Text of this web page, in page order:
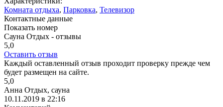
Комната отдыха, Парковка, Телевизор
Контактные данные
Показать номер
Сауна Отдых - отзывы
5,0
Оставить отзыв
Каждый оставленный отзыв проходит проверку прежде чем
будет размещен на сайте.
5,0
Анна Отдых, сауна
10.11.2019 в 22:16